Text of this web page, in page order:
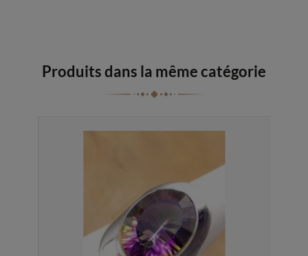
Produits dans la même catégorie